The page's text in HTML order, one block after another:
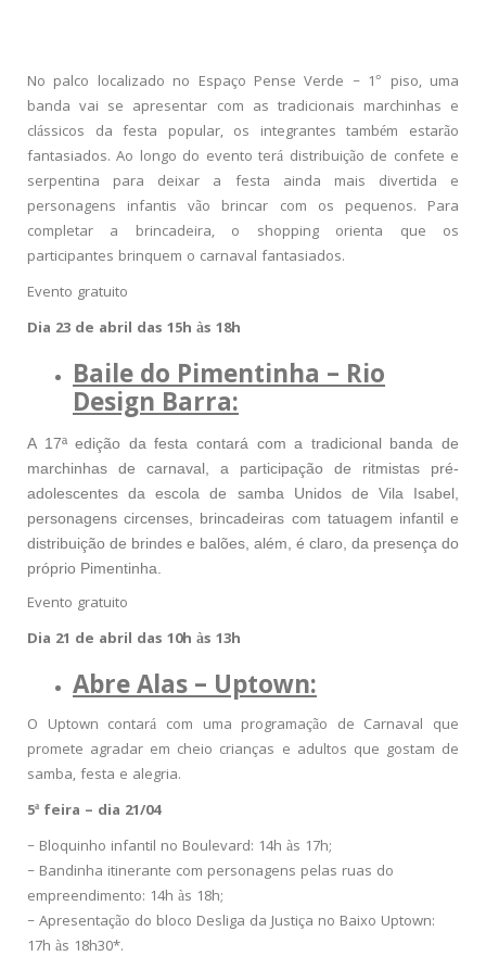
No palco localizado no Espaço Pense Verde – 1° piso, uma
banda vai se apresentar com as tradicionais marchinhas e
clássicos da festa popular, os integrantes também estarão
fantasiados. Ao longo do evento terá distribuição de confete e
serpentina para deixar a festa ainda mais divertida e
personagens infantis vão brincar com os pequenos. Para
completar a brincadeira, o shopping orienta que os
participantes brinquem o carnaval fantasiados.
Evento gratuito
Dia 23 de abril das 15h às 18h
Baile do Pimentinha – Rio
Design Barra:
A 17ª edição da festa contará com a tradicional banda de
marchinhas de carnaval, a participação de ritmistas pré-
adolescentes da escola de samba Unidos de Vila Isabel,
personagens circenses, brincadeiras com tatuagem infantil e
distribuição de brindes e balões, além, é claro, da presença do
próprio Pimentinha.
Evento gratuito
Dia 21 de abril das 10h às 13h
Abre Alas – Uptown:
O Uptown contará com uma programação de Carnaval que
promete agradar em cheio crianças e adultos que gostam de
samba, festa e alegria.
5ª feira – dia 21/04
– Bloquinho infantil no Boulevard: 14h às 17h;
– Bandinha itinerante com personagens pelas ruas do
empreendimento: 14h às 18h;
– Apresentação do bloco Desliga da Justiça no Baixo Uptown:
17h às 18h30*.